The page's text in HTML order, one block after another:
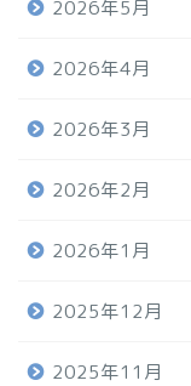
2026年5月
2026年4月
2026年3月
2026年2月
2026年1月
2025年12月
2025年11月